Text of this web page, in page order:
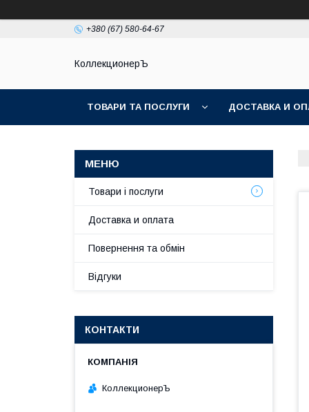
+380 (67) 580-64-67
КоллекционерЪ
ТОВАРИ ТА ПОСЛУГИ ДОСТАВКА И
Товари і послуги
Доставка и оплата
Повернення та обмін
Відгуки
КОНТАКТИ
КоллекционерЪ